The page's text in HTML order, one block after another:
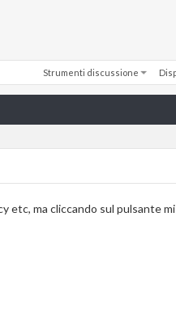
Strumenti discussione
etc, ma cliccando sul pulsante mi